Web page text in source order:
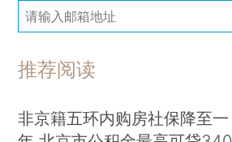
推荐阅读
非京籍五环内购房社保降至一